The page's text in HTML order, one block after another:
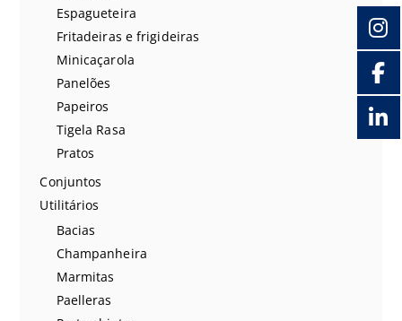
Espagueteira
Fritadeiras e frigideiras
Minicaçarola
Panelões
Papeiros
Tigela Rasa
Pratos
Conjuntos
Utilitários
Bacias
Champanheira
Marmitas
Paelleras